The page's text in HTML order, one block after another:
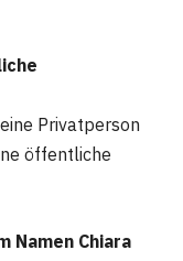
Privatperson
öffentliche
Namen Chiara